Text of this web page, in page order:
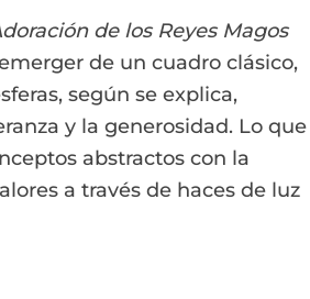
de los Reyes Magos
de un cuadro clásico,
según se explica,
y la generosidad. Lo que
abstractos con la
a través de haces de luz